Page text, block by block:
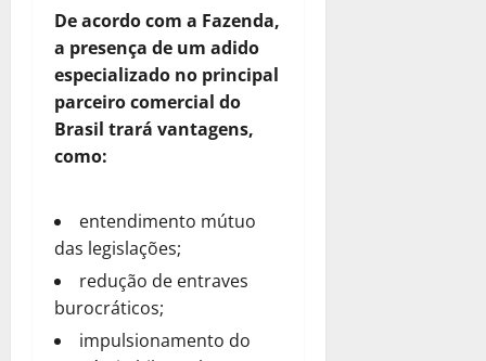
De acordo com a Fazenda,
a presença de um adido
especializado no principal
parceiro comercial do
Brasil trará vantagens,
como:
entendimento mútuo
das legislações;
redução de entraves
burocráticos;
impulsionamento do